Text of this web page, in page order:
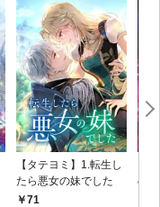
【タテヨミ】1.転生し
たら悪女の妹でした
71
の